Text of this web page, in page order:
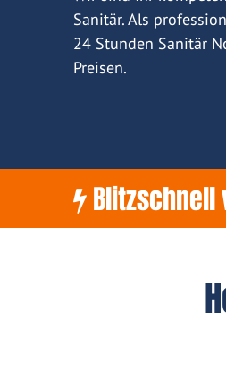
Sanitär. Als
24 Stunden Sanitär
Preisen.
Blitzschnell